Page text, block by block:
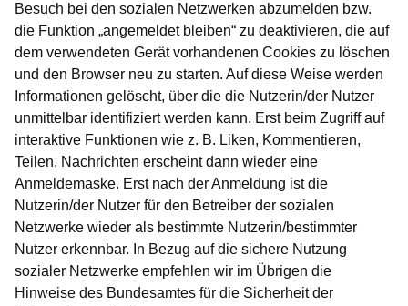
Besuch bei den sozialen Netzwerken abzumelden bzw.
die Funktion „angemeldet bleiben“ zu deaktivieren, die auf
dem verwendeten Gerät vorhandenen Cookies zu löschen
und den Browser neu zu starten. Auf diese Weise werden
Informationen gelöscht, über die die Nutzerin/der Nutzer
unmittelbar identifiziert werden kann. Erst beim Zugriff auf
interaktive Funktionen wie z. B. Liken, Kommentieren,
Teilen, Nachrichten erscheint dann wieder eine
Anmeldemaske. Erst nach der Anmeldung ist die
Nutzerin/der Nutzer für den Betreiber der sozialen
Netzwerke wieder als bestimmte Nutzerin/bestimmter
Nutzer erkennbar. In Bezug auf die sichere Nutzung
sozialer Netzwerke empfehlen wir im Übrigen die
Hinweise des Bundesamtes für die Sicherheit der